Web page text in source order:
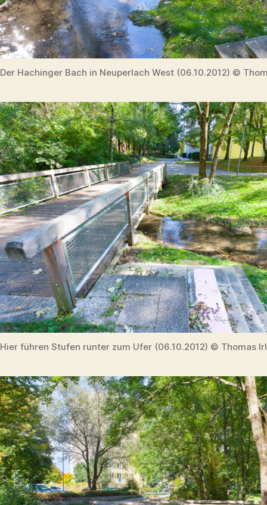
Der Hachinger Bach in Neuperlach West (06.10.2012) ©
Hier führen Stufen runter zum Ufer (06.10.2012) © Thomas